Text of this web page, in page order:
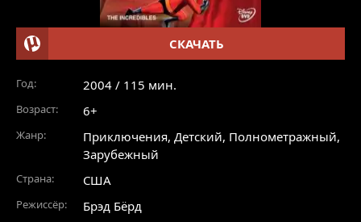
СКАЧАТЬ
Год: 2004 / 115 мин.
Возраст: 6+
Жанр: Приключения, Детский, Полнометражный,
Зарубежный
Страна: США
Режиссёр: Брэд Бёрд